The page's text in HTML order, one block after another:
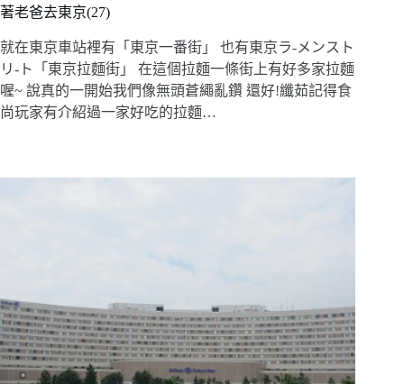
著老爸去東京(27)
就在東京車站裡有「東京一番街」 也有東京ラ-メンスト
リ-ト「東京拉麵街」 在這個拉麵一條街上有好多家拉麵
喔~ 說真的一開始我們像無頭蒼繩亂鑽 還好!纖茹記得食
尚玩家有介紹過一家好吃的拉麵…